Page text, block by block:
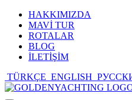
HAKKIMIZDA
MAVİ TUR
ROTALAR
BLOG
İLETİŞİM
TÜRKÇE ENGLISH